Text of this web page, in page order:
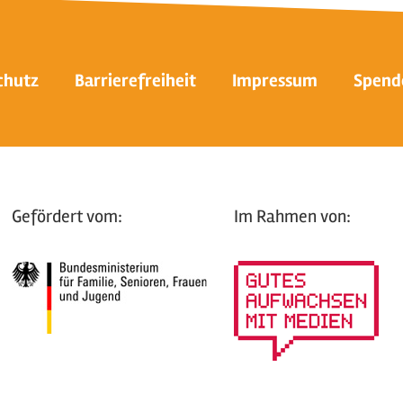
Barrierefreiheit Impressum
Gefördert vom: Im Rahmen von: